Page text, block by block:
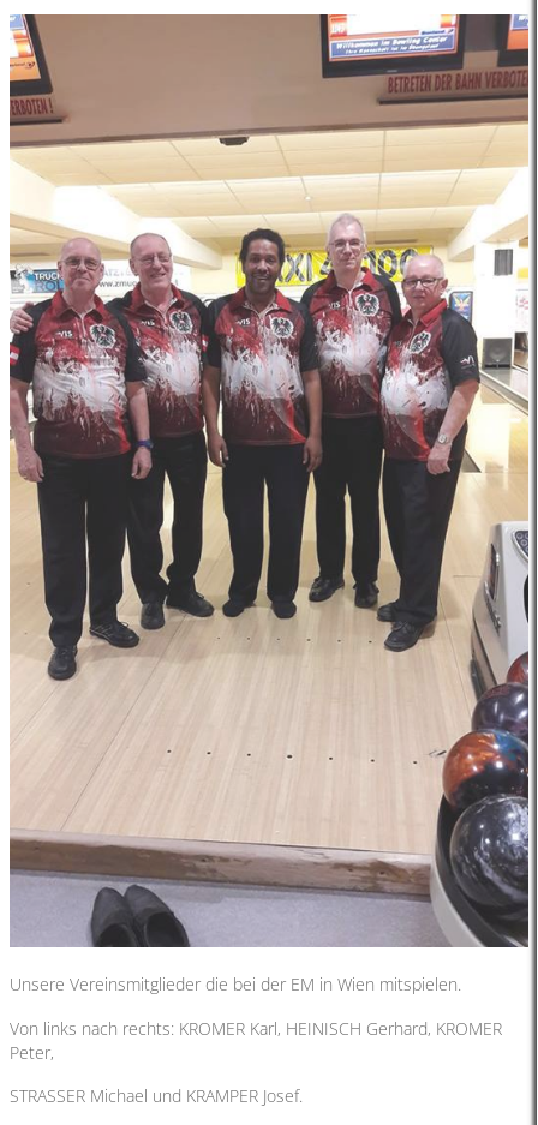
Unsere Vereinsmitglieder die bei der EM in Wien mitspielen.
Von links nach rechts: KROMER Karl, HEINISCH Gerhard, KROMER
Peter,
STRASSER Michael und KRAMPER Josef.